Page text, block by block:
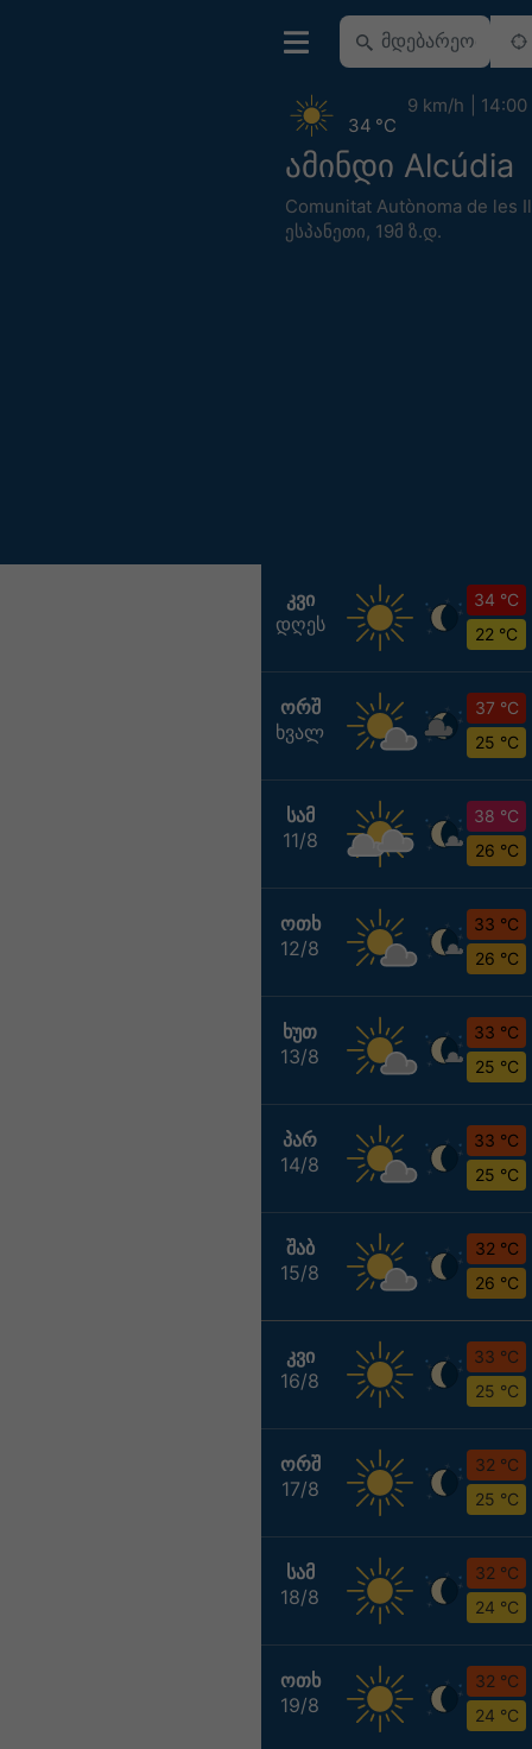
ამინდი Alcúdia
Comunitat Autònoma de les
ესპანეთი, 19მ ზ.დ.
34 °C
9 km/h 14:00
ᲙᲕᲘ
დღეს
34 °C
22 °C
ᲝᲠᲨ
ხვალ
37 °C
25 °C
ᲡᲐᲛ
11/8
38 °C
26 °C
ᲝᲗᲮ
12/8
33 °C
26 °C
ᲮᲣᲗ
13/8
33 °C
25 °C
ᲞᲐᲠ
14/8
33 °C
25 °C
ᲨᲐᲑ
15/8
32 °C
26 °C
ᲙᲕᲘ
16/8
33 °C
25 °C
ᲝᲠᲨ
17/8
32 °C
25 °C
ᲡᲐᲛ
18/8
32 °C
24 °C
ᲝᲗᲮ
19/8
32 °C
24 °C